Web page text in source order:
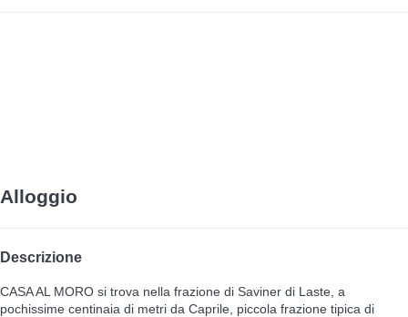
Alloggio
Descrizione
CASA AL MORO si trova nella frazione di Saviner di Laste, a
pochissime centinaia di metri da Caprile, piccola frazione tipica di